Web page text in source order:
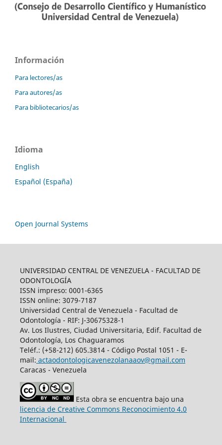
Información
Para lectores/as
Para autores/as
Para bibliotecarios/as
Idioma
English
Español (España)
Open Journal Systems
UNIVERSIDAD CENTRAL DE VENEZUELA - FACULTAD DE
ODONTOLOGÍA
ISSN impreso: 0001-6365
ISSN online: 3079-7187
Universidad Central de Venezuela - Facultad de
Odontología - RIF: J-30675328-1
Av. Los Ilustres, Ciudad Universitaria, Edif. Facultad de
Odontología, Los Chaguaramos
Teléf.: (+58-212) 605.3814 - Código Postal 1051 - E-
mail: actaodontologicavenezolanaaov@gmail.com
Caracas - Venezuela
Esta obra se encuentra bajo una
licencia de Creative Commons Reconocimiento 4.0
Internacional